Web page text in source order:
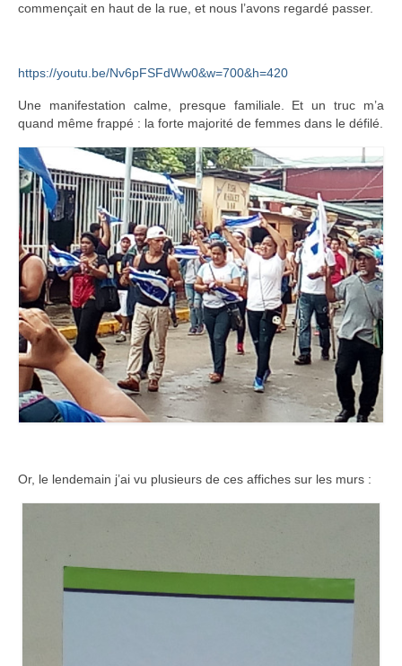
commençait en haut de la rue, et nous l’avons regardé passer.
https://youtu.be/Nv6pFSFdWw0&w=700&h=420
Une manifestation calme, presque familiale. Et un truc m’a
quand même frappé : la forte majorité de femmes dans le défilé.
Or, le lendemain j’ai vu plusieurs de ces affiches sur les murs :